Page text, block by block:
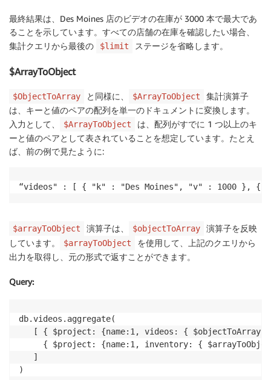
最終結果は、Des Moines 店のビデオの在庫が 3000 本で最大であ
ることを示しています。すべての店舗の在庫を確認したい場合、
集計クエリから最後の
$limit ステージを省略します。
$ArrayToObject
$ObjectToArray と同様に、 $ArrayToObject
集計演算子
は、キーと値のペアの配列を単一のドキュメントに変換します。
入力として、
$ArrayToObject
は、配列がすでに 1 つ以上のキ
ーと値のペアとして表されていることを想定しています。たとえ
ば、前の例で見たように:
“videos" : [ { "k" : "Des Moines", "v" : 1000 }, {
$arrayToObject 演算子は、 $objectToArray
演算子を反映
しています。
$arrayToObject
を使用して、上記のクエリから
出力を取得し、元の形式で返すことができます。
Query:
db.videos.aggregate(
[ { $project: {name:1, videos: { $objectToArray:
{ $project: {name:1, inventory: {
   ]